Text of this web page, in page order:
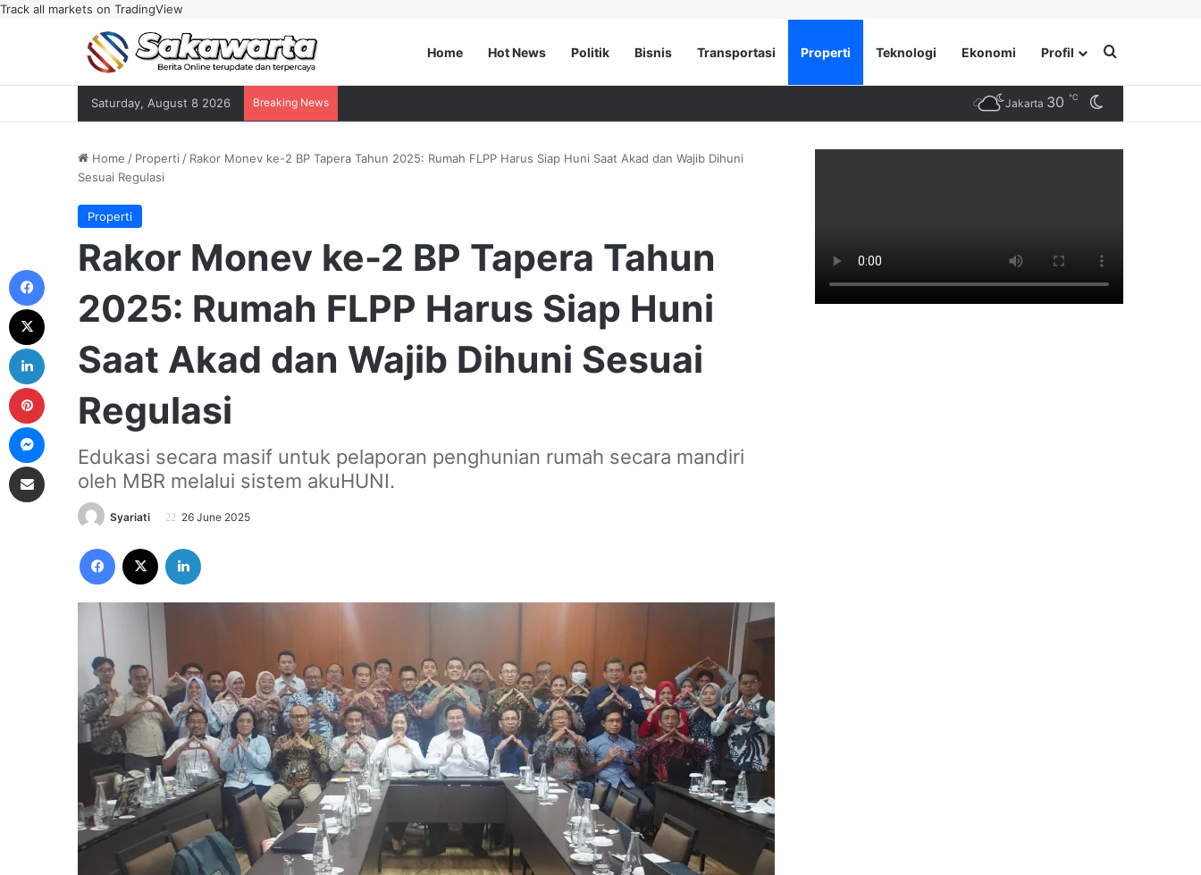
Track all markets on TradingView
Home Hot News Politik Bisnis Transportasi Properti Teknologi Ekonomi Profil Search for
Saturday, August 8 2026 Breaking News Jakarta 30 ℃
Home / Properti / Rakor Monev ke-2 BP Tapera Tahun 2025: Rumah FLPP Harus Siap Huni Saat Akad dan Wajib Dihuni
Sesuai Regulasi
Properti
Rakor Monev ke-2 BP Tapera Tahun
2025: Rumah FLPP Harus Siap Huni
Saat Akad dan Wajib Dihuni Sesuai
Regulasi
Edukasi secara masif untuk pelaporan penghunian rumah secara mandiri
oleh MBR melalui sistem akuHUNI.
Syariati 26 June 2025
Facebook
Facebook
LinkedIn
Messenger